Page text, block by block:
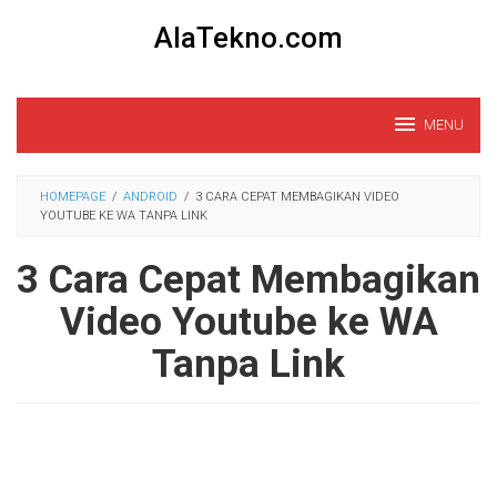
AlaTekno.com
MENU
HOMEPAGE / ANDROID / 3 CARA CEPAT MEMBAGIKAN VIDEO
YOUTUBE KE WA TANPA LINK
3 Cara Cepat Membagikan
Video Youtube ke WA
Tanpa Link